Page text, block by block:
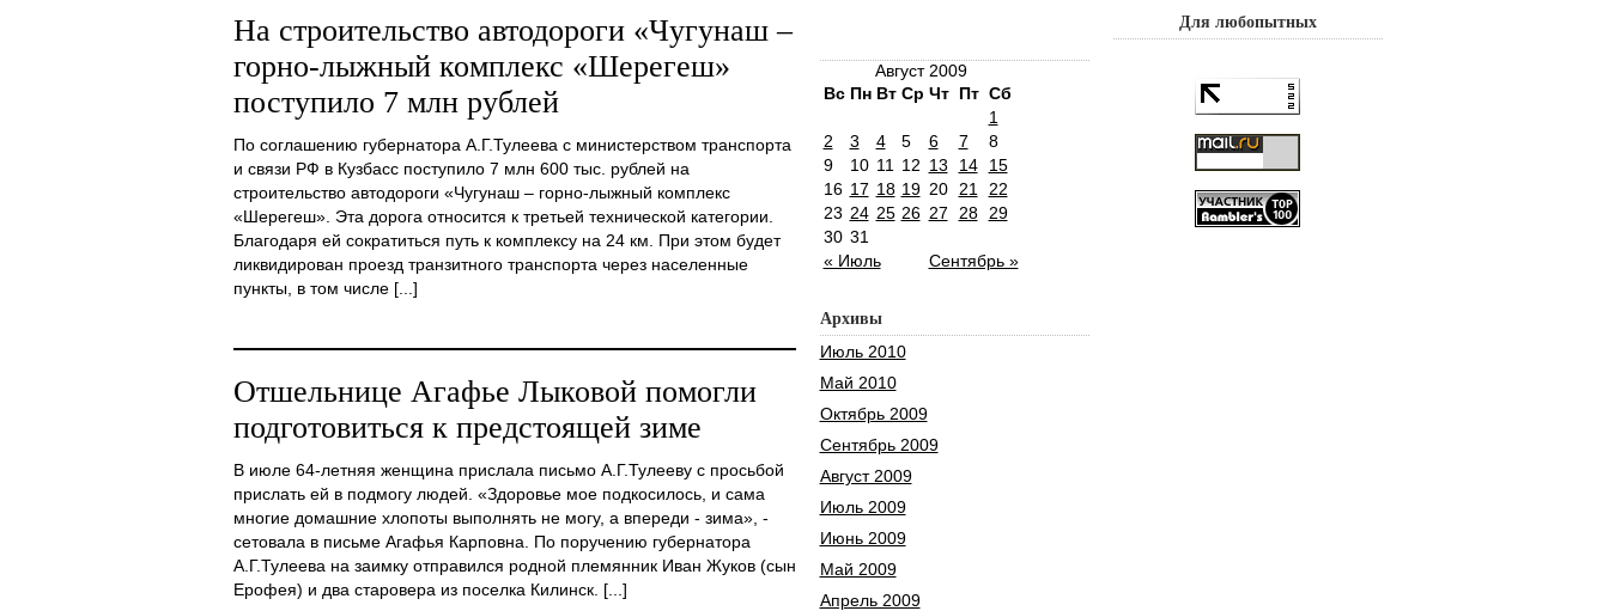
На строительство автодороги «Чугунаш –
горно-лыжный комплекс «Шерегеш»
поступило 7 млн рублей
По соглашению губернатора А.Г.Тулеева с министерством транспорта
и связи РФ в Кузбасс поступило 7 млн 600 тыс. рублей на
строительство автодороги «Чугунаш – горно-лыжный комплекс
«Шерегеш». Эта дорога относится к третьей технической категории.
Благодаря ей сократиться путь к комплексу на 24 км. При этом будет
ликвидирован проезд транзитного транспорта через населенные
пункты, в том числе [...]
Отшельнице Агафье Лыковой помогли
подготовиться к предстоящей зиме
В июле 64-летняя женщина прислала письмо А.Г.Тулееву с просьбой
прислать ей в подмогу людей. «Здоровье мое подкосилось, и сама
многие домашние хлопоты выполнять не могу, а впереди - зима», -
сетовала в письме Агафья Карповна. По поручению губернатора
А.Г.Тулеева на заимку отправился родной племянник Иван Жуков (сын
Ерофея) и два старовера из поселка Килинск. [...]
Август 2009
Вс Пн Вт Ср Чт Пт Сб
« Июль Сентябрь »
1
2
3 4 5 6 7
8
9
10 11 12 13 14
15
16 17 18 19 20 21
22
23 24 25 26 27 28
29
30 31
Архивы
Июль 2010
Май 2010
Октябрь 2009
Сентябрь 2009
Август 2009
Июль 2009
Июнь 2009
Май 2009
Апрель 2009
Для любопытных